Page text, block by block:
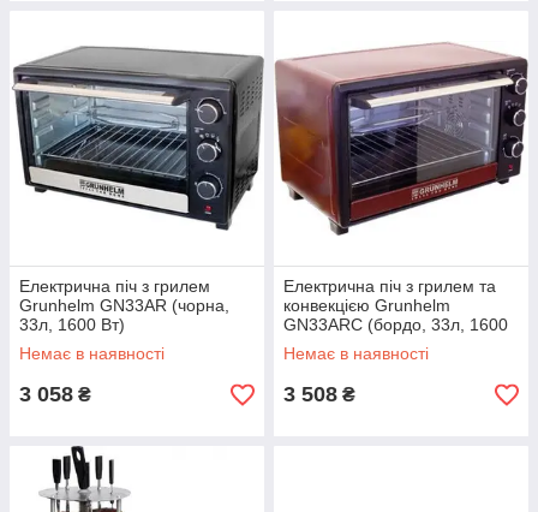
Електрична піч з грилем
Grunhelm GN33AR (чорна,
33л, 1600 Вт)
Немає в наявності
3 058 ₴
Електрична піч з грилем та
конвекцією Grunhelm
GN33ARC (бордо, 33л, 1600
Вт)
Немає в наявності
3 508 ₴